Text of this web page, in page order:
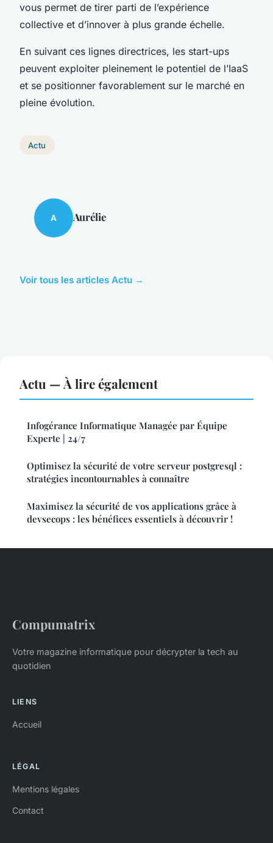
vous permet de tirer parti de l’expérience
collective et d’innover à plus grande échelle.
En suivant ces lignes directrices, les start-ups
peuvent exploiter pleinement le potentiel de l’IaaS
et se positionner favorablement sur le marché en
pleine évolution.
Actu
A Aurélie
Voir tous les articles Actu →
Actu — À lire également
Infogérance Informatique Managée par Équipe
Experte | 24/7
Optimisez la sécurité de votre serveur postgresql :
stratégies incontournables à connaître
Maximisez la sécurité de vos applications grâce à
devsecops : les bénéfices essentiels à découvrir !
Compumatrix
Votre magazine informatique pour décrypter la tech au
quotidien
LIENS
Accueil
LÉGAL
Mentions légales
Contact